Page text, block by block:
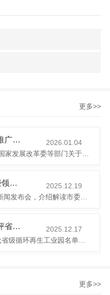
更多>>
关于印发《再生材料应用推广行动方案》的通知(发改环资〔2025〕1681号)
2026.01.04
打造产业“五城”，许昌这些领域将迎来大发展！
2025.12.19
喜讯！鄢陵县首家园区获评省级循环再生工业园
2025.12.17
更多>>